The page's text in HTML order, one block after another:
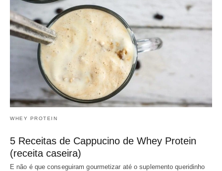
WHEY PROTEIN
5 Receitas de Cappucino de Whey Protein
(receita caseira)
E não é que conseguiram gourmetizar até o suplemento queridinho